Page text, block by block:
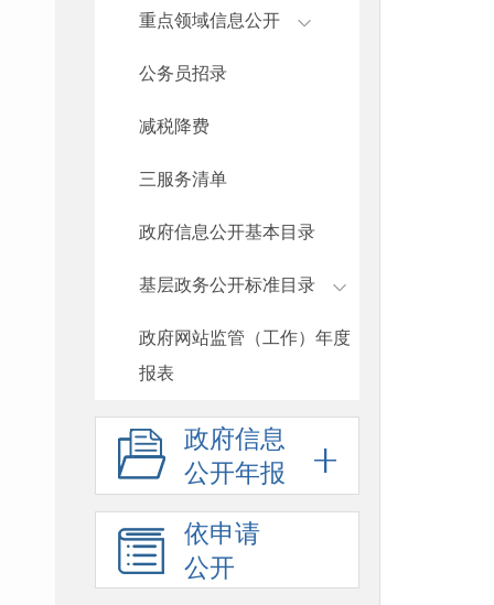
重点领域信息公开
公务员招录
减税降费
三服务清单
政府信息公开基本目录
基层政务公开标准目录
政府网站监管（工作）年度
报表
政府信息
公开年报
依申请
公开